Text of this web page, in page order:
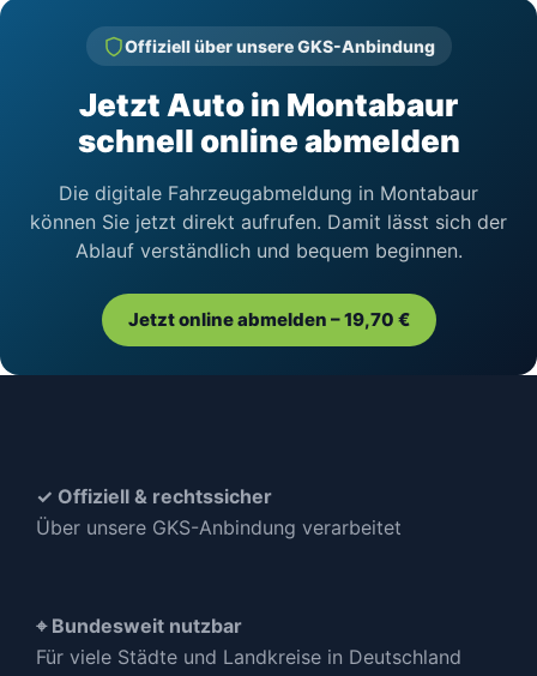
Offiziell über unsere GKS-Anbindung
Jetzt Auto in Montabaur
schnell online abmelden
Die digitale Fahrzeugabmeldung in Montabaur
können Sie jetzt direkt aufrufen. Damit lässt sich der
Ablauf verständlich und bequem beginnen.
Jetzt online abmelden – 19,70 €
✓ Offiziell & rechtssicher
Über unsere GKS-Anbindung verarbeitet
⌖ Bundesweit nutzbar
Für viele Städte und Landkreise in Deutschland